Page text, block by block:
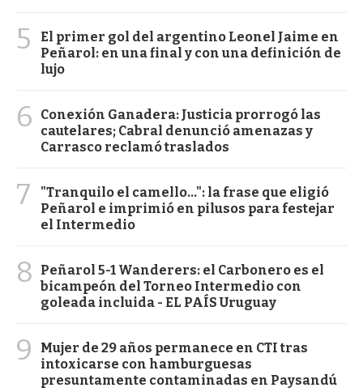
5
El primer gol del argentino Leonel Jaime en
Peñarol: en una final y con una definición de
lujo
6
Conexión Ganadera: Justicia prorrogó las
cautelares; Cabral denunció amenazas y
Carrasco reclamó traslados
7
"Tranquilo el camello...": la frase que eligió
Peñarol e imprimió en pilusos para festejar
el Intermedio
8
Peñarol 5-1 Wanderers: el Carbonero es el
bicampeón del Torneo Intermedio con
goleada incluida - EL PAÍS Uruguay
9
Mujer de 29 años permanece en CTI tras
intoxicarse con hamburguesas
presuntamente contaminadas en Paysandú